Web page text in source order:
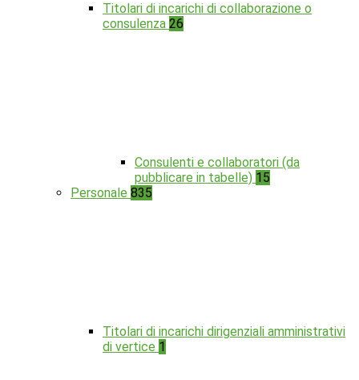
Titolari di incarichi di collaborazione o
consulenza 26
Consulenti e collaboratori (da
pubblicare in tabelle) 15
Personale 835
Titolari di incarichi dirigenziali amministrativi
di vertice 1